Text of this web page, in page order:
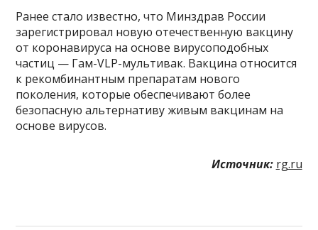
Ранее стало известно, что Минздрав России
зарегистрировал новую отечественную вакцину
от коронавируса на основе вирусоподобных
частиц — Гам-VLP-мультивак. Вакцина относится
к рекомбинантным препаратам нового
поколения, которые обеспечивают более
безопасную альтернативу живым вакцинам на
основе вирусов.
Источник: rg.ru